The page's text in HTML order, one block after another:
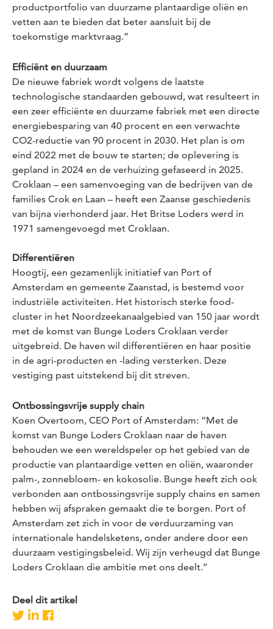
productportfolio van duurzame plantaardige oliën en
vetten aan te bieden dat beter aansluit bij de
toekomstige marktvraag.”
Efficiënt en duurzaam
De nieuwe fabriek wordt volgens de laatste
technologische standaarden gebouwd, wat resulteert in
een zeer efficiënte en duurzame fabriek met een directe
energiebesparing van 40 procent en een verwachte
CO2-reductie van 90 procent in 2030. Het plan is om
eind 2022 met de bouw te starten; de oplevering is
gepland in 2024 en de verhuizing gefaseerd in 2025.
Croklaan – een samenvoeging van de bedrijven van de
families Crok en Laan – heeft een Zaanse geschiedenis
van bijna vierhonderd jaar. Het Britse Loders werd in
1971 samengevoegd met Croklaan.
Differentiëren
Hoogtij, een gezamenlijk initiatief van Port of
Amsterdam en gemeente Zaanstad, is bestemd voor
industriële activiteiten. Het historisch sterke food-
cluster in het Noordzeekanaalgebied van 150 jaar wordt
met de komst van Bunge Loders Croklaan verder
uitgebreid. De haven wil differentiëren en haar positie
in de agri-producten en -lading versterken. Deze
vestiging past uitstekend bij dit streven.
Ontbossingsvrije supply chain
Koen Overtoom, CEO Port of Amsterdam: “Met de
komst van Bunge Loders Croklaan naar de haven
behouden we een wereldspeler op het gebied van de
productie van plantaardige vetten en oliën, waaronder
palm-, zonnebloem- en kokosolie. Bunge heeft zich ook
verbonden aan ontbossingsvrije supply chains en samen
hebben wij afspraken gemaakt die te borgen. Port of
Amsterdam zet zich in voor de verduurzaming van
internationale handelsketens, onder andere door een
duurzaam vestigingsbeleid. Wij zijn verheugd dat Bunge
Loders Croklaan die ambitie met ons deelt.’’
Deel dit artikel